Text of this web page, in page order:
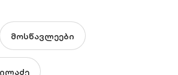
მოსწავლეები